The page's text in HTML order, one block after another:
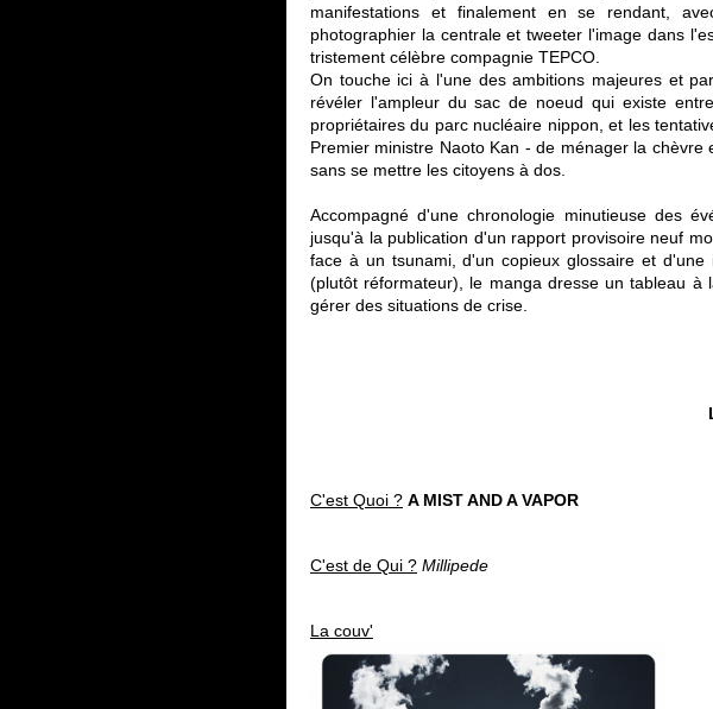
manifestations et finalement en se rendant,
photographier la centrale et tweeter l'image dans
tristement célèbre compagnie TEPCO.
On touche ici à l'une des ambitions majeures et
révéler l'ampleur du sac de noeud qui existe
propriétaires du parc nucléaire nippon, et les
Premier ministre Naoto Kan - de ménager la
sans se mettre les citoyens à dos.
Accompagné d'une chronologie minutieuse des
jusqu'à la publication d'un rapport provisoire neuf
face à un tsunami, d'un copieux glossaire et
(plutôt réformateur), le manga dresse un tableau
gérer des situations de crise.
C'est Quoi ? A MIST AND A VAPOR
C'est de Qui ? Millipede
La couv'